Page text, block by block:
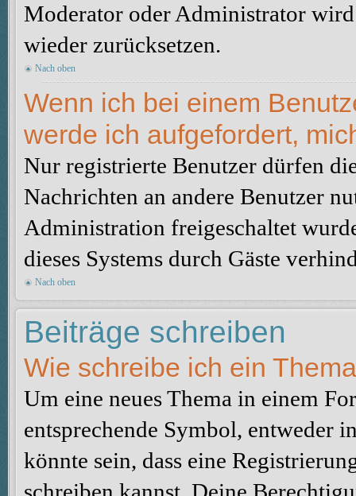
Moderator oder Administrator
wieder zurücksetzen.
Nach oben
Wenn ich bei einem
werde ich aufgefordert,
Nur registrierte Benutzer dürfen
Nachrichten an andere Benutzer
Administration freigeschaltet
dieses Systems durch Gäste
Nach oben
Beiträge schreiben
Wie schreibe ich ein
Um eine neues Thema in einem
entsprechende Symbol, entweder
könnte sein, dass eine